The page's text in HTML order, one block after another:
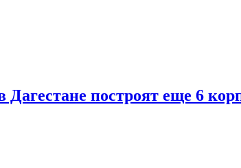
построят еще 6